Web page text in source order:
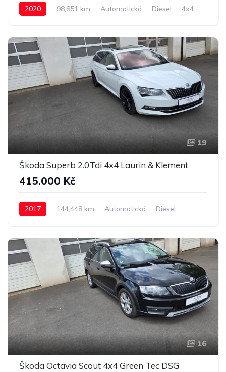
2020 98,851 km Automatická Diesel 4x4
19
Škoda Superb 2.0Tdi 4x4 Laurin & Klement
415.000 Kč
2017 144,448 km Automatická
Diesel
16
Škoda Octavia Scout 4x4 Green Tec DSG